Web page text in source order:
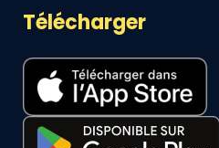
Télécharger